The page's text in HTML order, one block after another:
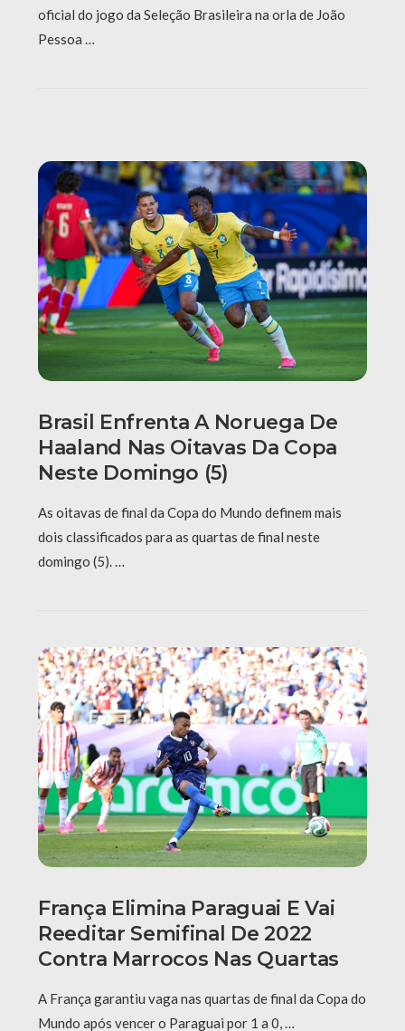
oficial do jogo da Seleção Brasileira na orla de João
Pessoa …
Brasil Enfrenta A Noruega De
Haaland Nas Oitavas Da Copa
Neste Domingo (5)
As oitavas de final da Copa do Mundo definem mais
dois classificados para as quartas de final neste
domingo (5). …
França Elimina Paraguai E Vai
Reeditar Semifinal De 2022
Contra Marrocos Nas Quartas
A França garantiu vaga nas quartas de final da Copa do
Mundo após vencer o Paraguai por 1 a 0, …